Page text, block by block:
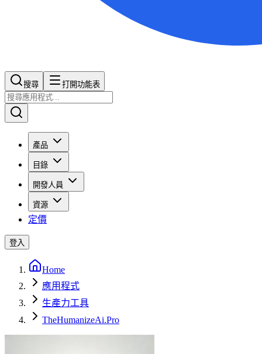
搜尋​​​​ 打開功能表
產品
目錄
開發人員
資源
定價
登入
Home
應用程式
生產力工具
TheHumanizeAi.Pro